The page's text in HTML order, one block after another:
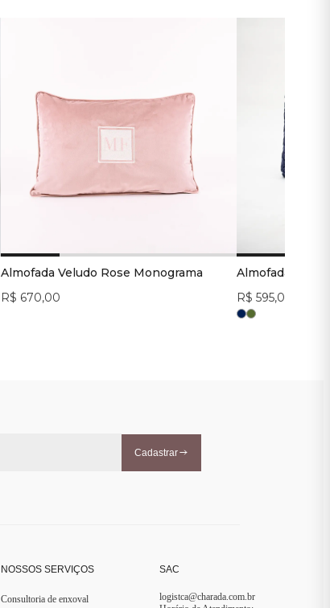
Almofada Veludo Rose Monograma
R$ 670,00
Almofada
R$ 595,00
Cadastrar
NOSSOS SERVIÇOS
Consultoria de enxoval
SAC
logistca@charada.com.br